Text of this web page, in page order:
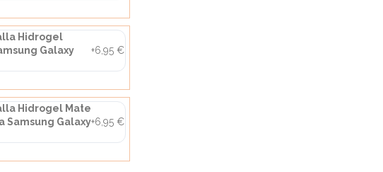
Hidrogel
Galaxy
+6,95 €
Hidrogel Mate
Samsung Galaxy+6,95 €